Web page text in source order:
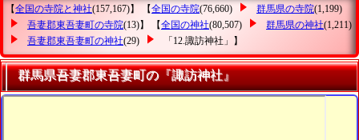
【全国の寺院と神社(157,167)】 【全国の寺院(76,660) 群馬県の寺院(1,199)
吾妻郡東吾妻町の寺院(13)】 【全国の神社(80,507) 群馬県の神社(1,211)
吾妻郡東吾妻町の神社(29) 「12.諏訪神社」 】
群馬県吾妻郡東吾妻町の『諏訪神社』